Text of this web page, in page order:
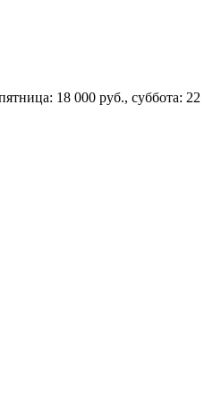
18 000 руб., суббота: 22